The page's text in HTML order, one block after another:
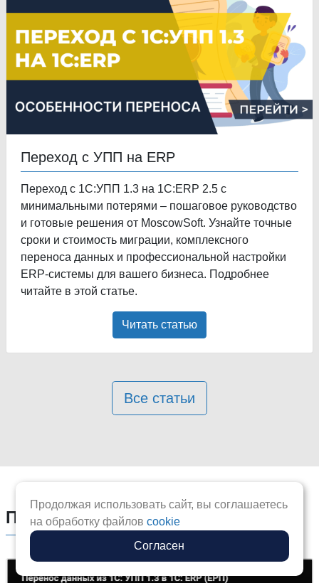
Переход с УПП на ERP
Переход с 1С:УПП 1.3 на 1С:ERP 2.5 с
минимальными потерями – пошаговое руководство
и готовые решения от MoscowSoft. Узнайте точные
сроки и стоимость миграции, комплексного
переноса данных и профессиональной настройки
ERP-системы для вашего бизнеса. Подробнее
читайте в этой статье.
Читать статью
Все статьи
Полезные видео по 1С
Продолжая использовать сайт, вы соглашаетесь
на обработку файловcookie
Согласен